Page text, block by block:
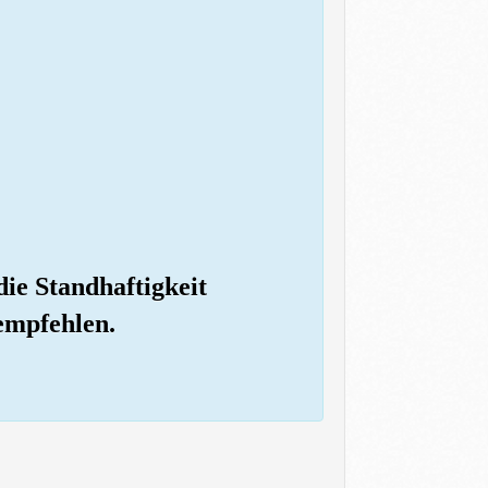
Standhaftigkeit